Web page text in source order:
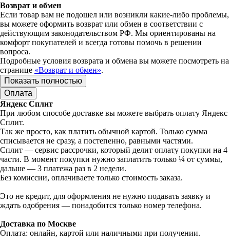
Возврат и обмен
Если товар вам не подошел или возникли какие-либо проблемы,
вы можете оформить возврат или обмен в соответствии с
действующим законодательством РФ. Мы ориентированы на
комфорт покупателей и всегда готовы помочь в решении
вопроса.
Подробные условия возврата и обмена вы можете посмотреть на
странице «Возврат и обмен».
Показать полностью
Оплата
Яндекс Сплит
При любом способе доставке вы можете выбрать оплату Яндекс
Сплит.
Так же просто, как платить обычной картой. Только сумма
списывается не сразу, а постепенно, равными частями.
Сплит — сервис рассрочки, который делит оплату покупки на 4
части. В момент покупки нужно заплатить только ¼ от суммы,
дальше — 3 платежа раз в 2 недели.
Без комиссии, оплачиваете только стоимость заказа.
Это не кредит, для оформления не нужно подавать заявку и
ждать одобрения — понадобится только номер телефона.
Доставка по Москве
Оплата: онлайн, картой или наличными при получении.